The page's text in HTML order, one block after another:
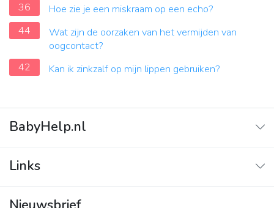
36
Hoe zie je een miskraam op een echo?
44
Wat zijn de oorzaken van het vermijden van
oogcontact?
42
Kan ik zinkzalf op mijn lippen gebruiken?
BabyHelp.nl
Vraag & Antwoord
Links